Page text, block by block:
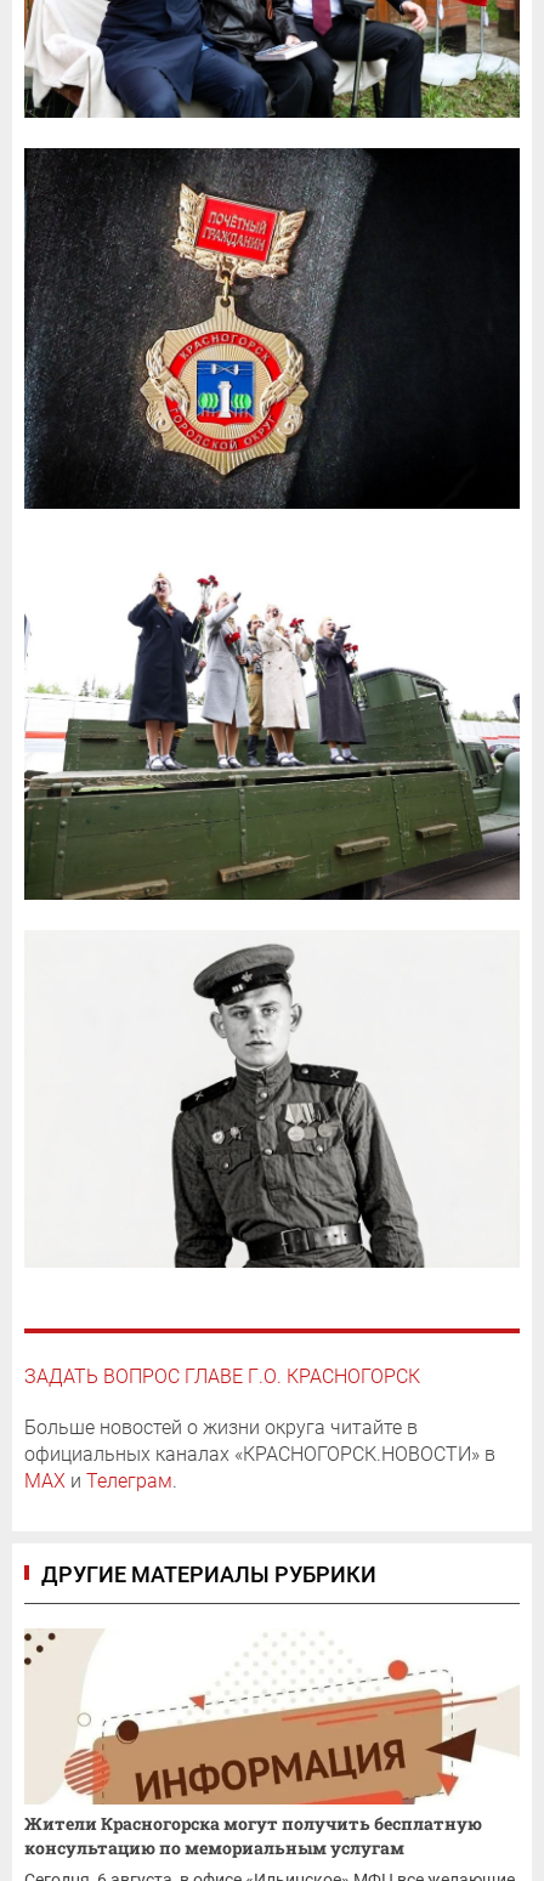
ЗАДАТЬ ВОПРОС ГЛАВЕ Г.О. КРАСНОГОРСК
Больше новостей о жизни округа читайте в
официальных каналах «КРАСНОГОРСК.НОВОСТИ» в
MAX и Телеграм.
ДРУГИЕ МАТЕРИАЛЫ РУБРИКИ
Жители Красногорска могут получить бесплатную
консультацию по мемориальным услугам